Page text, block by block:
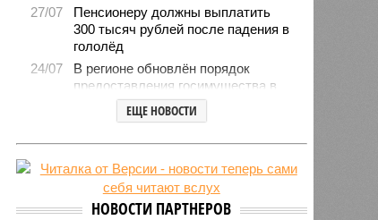
27/07
Пенсионеру должны выплатить
300 тысяч рублей после падения в
гололёд
24/07
В регионе обновлён порядок
предоставления госимущества в
аренду
Гострудинспекция выявила
нарушения после несчастного
Режим работы местных детских
садов собираются продлить
ЕЩЕ НОВОСТИ
НОВОСТИ ПАРТНЕРОВ